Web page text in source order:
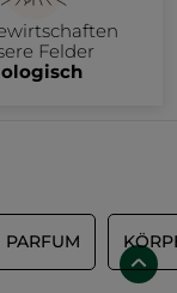
Felder
PARFUM